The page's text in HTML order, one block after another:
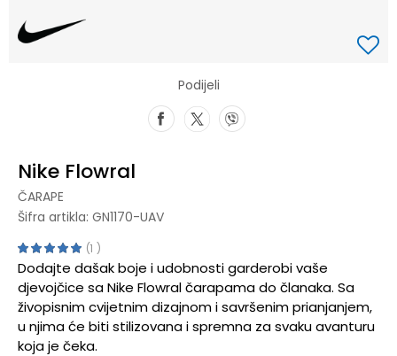
Podijeli
Nike Flowral
ČARAPE
Šifra artikla: GN1170-UAV
1
Dodajte dašak boje i udobnosti garderobi vaše
djevojčice sa Nike Flowral čarapama do članaka. Sa
živopisnim cvijetnim dizajnom i savršenim prianjanjem,
u njima će biti stilizovana i spremna za svaku avanturu
koja je čeka.